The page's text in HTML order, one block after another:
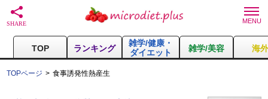
TOP ランキング
雑学/健康・
ダイエット
雑学/美容 海
TOPページ 食事誘発性熱産生